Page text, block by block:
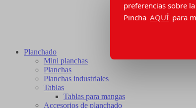
preferencias sobre
Pincha AQUÍ para
Planchado
Mini planchas
Planchas
Planchas industriales
Tablas
Tablas para mangas
Accesorios de planchado